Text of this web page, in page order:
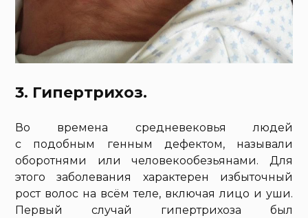
3. Гипертрихоз.
Во времена средневековья людей
с подобным генным дефектом, называли
оборотнями или человекообезьянами. Для
этого заболевания характерен избыточный
рост волос на всём теле, включая лицо и уши.
Первый случай гипертрихоза был